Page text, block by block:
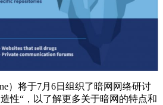
）将于7月6日组织了暗网网络研讨
性“，以了解更多关于暗网的特点和